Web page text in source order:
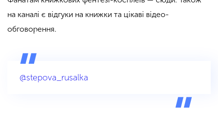
на каналі є відгуки на книжки та цікаві відео-
обговорення.
@stepova_rusalka